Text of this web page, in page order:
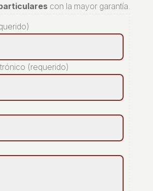
con la mayor garantía.
(requerido)